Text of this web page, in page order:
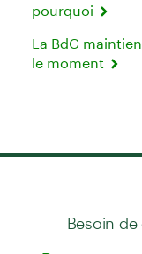
pourquoi
La BdC
le moment
Besoin